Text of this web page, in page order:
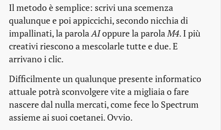
Il metodo è semplice: scrivi una scemenza
qualunque e poi appiccichi, secondo nicchia di
impallinati, la parola AIoppure la parola M4. I più
creativi riescono a mescolarle tutte e due. E
arrivano i clic.
Difficilmente un qualunque presente informatico
attuale potrà sconvolgere vite a migliaia o fare
nascere dal nulla mercati, come fece lo Spectrum
assieme ai suoi coetanei. Ovvio.